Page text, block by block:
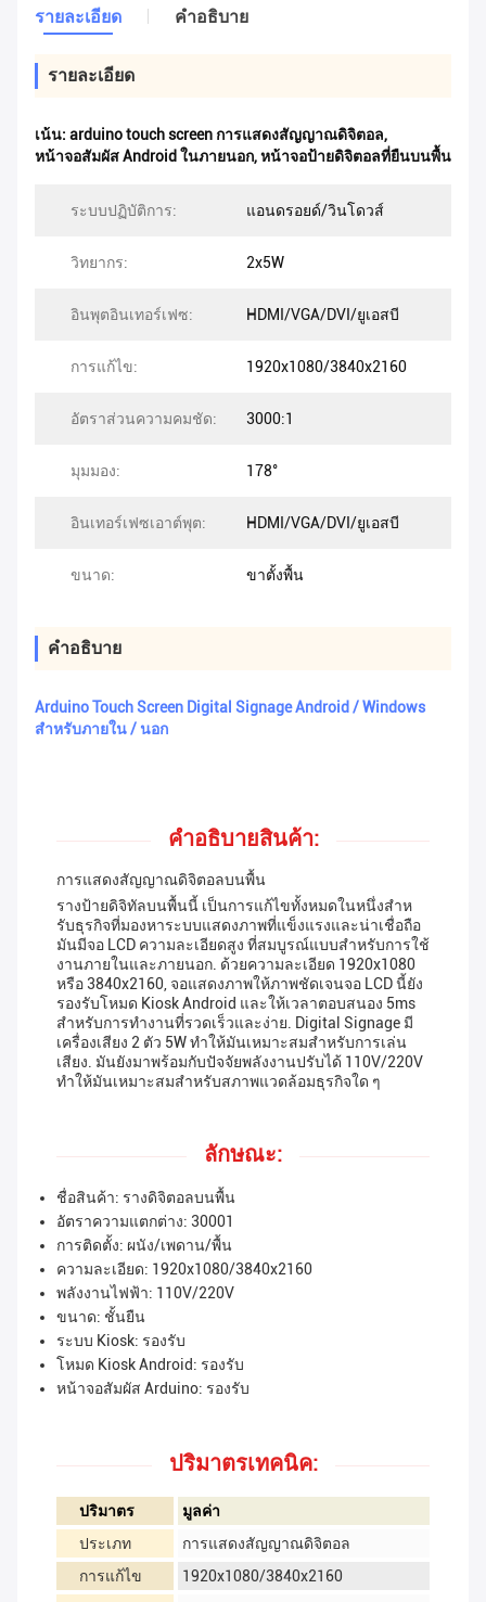
รายละเอียด คําอธิบาย
รายละเอียด
เน้น: arduino touch screen การแสดงสัญญาณดิจิตอล,
หน้าจอสัมผัส Android ในภายนอก,หน้าจอป้ายดิจิตอลที่ยืนบนพื้น
ระบบปฏิบัติการ: แอนดรอยด์/วินโดวส์
วิทยากร: 2x5W
อินพุตอินเทอร์เฟซ: HDMI/VGA/DVI/ยูเอสบี
การแก้ไข: 1920x1080/3840x2160
อัตราส่วนความคมชัด: 3000:1
มุมมอง: 178°
อินเทอร์เฟซเอาต์พุต: HDMI/VGA/DVI/ยูเอสบี
ขนาด: ขาตั้งพื้น
คําอธิบาย
Arduino Touch Screen Digital Signage Android / Windows
สําหรับภายใน / นอก
คําอธิบายสินค้า:
การแสดงสัญญาณดิจิตอลบนพื้น
รางป้ายดิจิทัลบนพื้นนี้ เป็นการแก้ไขทั้งหมดในหนึ่งสําห
รับธุรกิจที่มองหาระบบแสดงภาพที่แข็งแรงและน่าเชื่อถือ
มันมีจอ LCD ความละเอียดสูง ที่สมบูรณ์แบบสําหรับการใช้
งานภายในและภายนอก. ด้วยความละเอียด 1920x1080
หรือ 3840x2160, จอแสดงภาพให้ภาพชัดเจนจอ LCD นี้ยัง
รองรับโหมด Kiosk Android และให้เวลาตอบสนอง 5ms
สําหรับการทํางานที่รวดเร็วและง่าย. Digital Signage มี
เครื่องเสียง 2 ตัว 5W ทําให้มันเหมาะสมสําหรับการเล่น
เสียง. มันยังมาพร้อมกับปัจจัยพลังงานปรับได้ 110V/220V
ทําให้มันเหมาะสมสําหรับสภาพแวดล้อมธุรกิจใด ๆ
ลักษณะ:
ชื่อสินค้า: รางดิจิตอลบนพื้น
อัตราความแตกต่าง: 30001
การติดตั้ง: ผนัง/เพดาน/พื้น
ความละเอียด: 1920x1080/3840x2160
พลังงานไฟฟ้า: 110V/220V
ขนาด: ชั้นยืน
ระบบ Kiosk: รองรับ
โหมด Kiosk Android: รองรับ
หน้าจอสัมผัส Arduino: รองรับ
ปริมาตรเทคนิค:
ปริมาตร
มูลค่า
ประเภท
การแสดงสัญญาณดิจิตอล
การแก้ไข
1920x1080/3840x2160